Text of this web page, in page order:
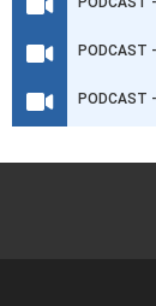
PODCAST
PODCAST